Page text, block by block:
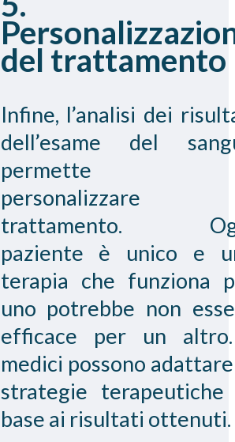
del trattamento
Infine, l’analisi dei
dell’esame del
permette
personalizzare
trattamento.
paziente è unico e
terapia che funziona
uno potrebbe non
efficace per un
medici possono
strategie terapeutiche
base ai risultati ottenuti.